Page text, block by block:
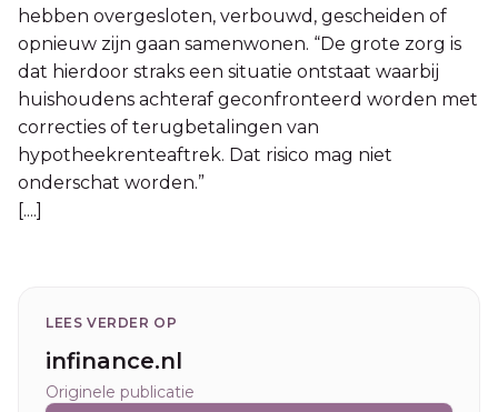
hebben overgesloten, verbouwd, gescheiden of
opnieuw zijn gaan samenwonen. “De grote zorg is
dat hierdoor straks een situatie ontstaat waarbij
huishoudens achteraf geconfronteerd worden met
correcties of terugbetalingen van
hypotheekrenteaftrek. Dat risico mag niet
onderschat worden.”
[....]
LEES VERDER OP
infinance.nl
Originele publicatie